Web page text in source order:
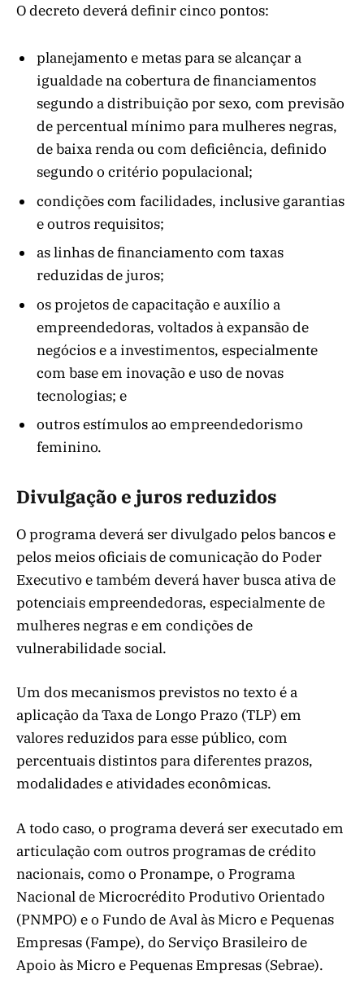
O decreto deverá definir cinco pontos:
planejamento e metas para se alcançar a
igualdade na cobertura de financiamentos
segundo a distribuição por sexo, com previsão
de percentual mínimo para mulheres negras,
de baixa renda ou com deficiência, definido
segundo o critério populacional;
condições com facilidades, inclusive garantias
e outros requisitos;
as linhas de financiamento com taxas
reduzidas de juros;
os projetos de capacitação e auxílio a
empreendedoras, voltados à expansão de
negócios e a investimentos, especialmente
com base em inovação e uso de novas
tecnologias; e
outros estímulos ao empreendedorismo
feminino.
Divulgação e juros reduzidos
O programa deverá ser divulgado pelos bancos e
pelos meios oficiais de comunicação do Poder
Executivo e também deverá haver busca ativa de
potenciais empreendedoras, especialmente de
mulheres negras e em condições de
vulnerabilidade social.
Um dos mecanismos previstos no texto é a
aplicação da Taxa de Longo Prazo (TLP) em
valores reduzidos para esse público, com
percentuais distintos para diferentes prazos,
modalidades e atividades econômicas.
A todo caso, o programa deverá ser executado em
articulação com outros programas de crédito
nacionais, como o Pronampe, o Programa
Nacional de Microcrédito Produtivo Orientado
(PNMPO) e o Fundo de Aval às Micro e Pequenas
Empresas (Fampe), do Serviço Brasileiro de
Apoio às Micro e Pequenas Empresas (Sebrae).